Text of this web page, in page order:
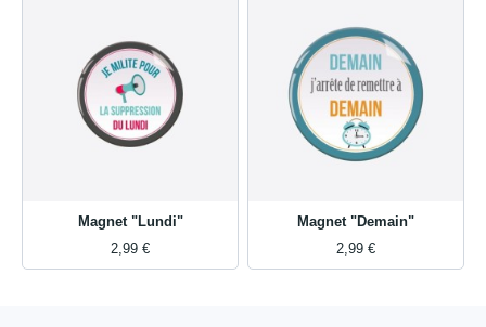
Magnet "Lundi"
2,99 €
Magnet "Demain"
2,99 €